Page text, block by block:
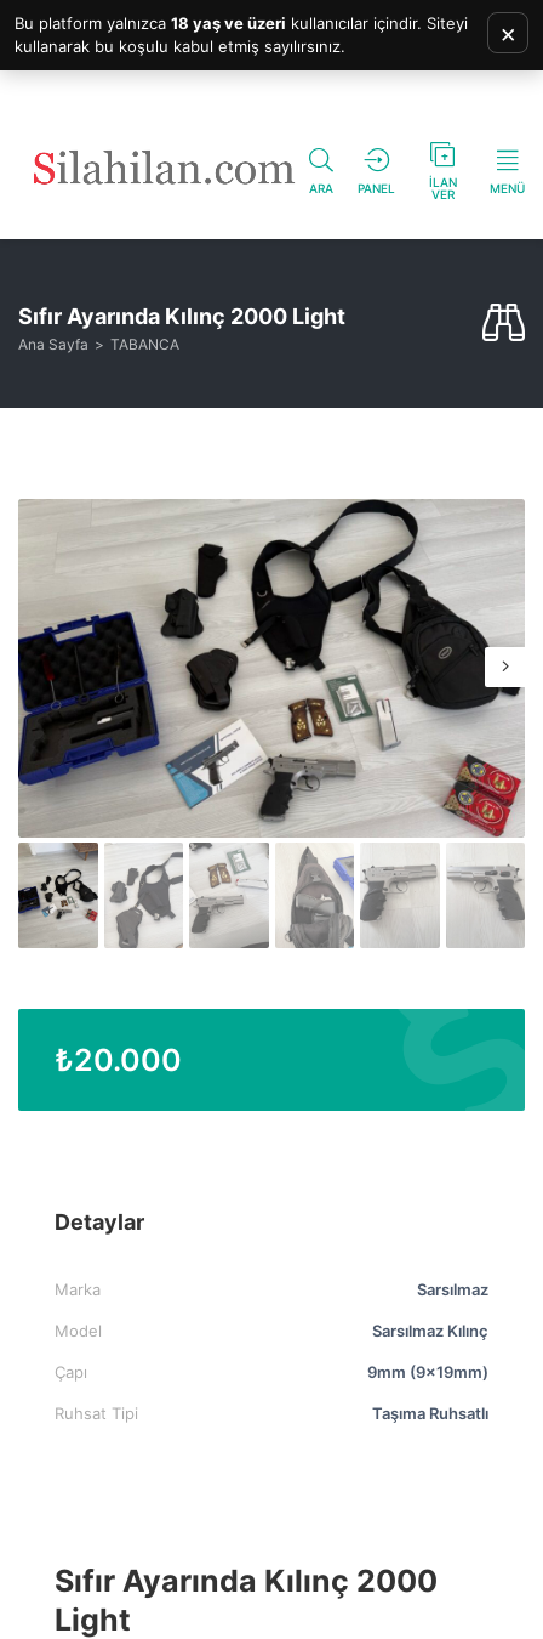
ARA PANEL
İLAN
VER
MENÜ
Sıfır Ayarında Kılınç 2000 Light
Ana Sayfa TABANCA
₺20.000
Detaylar
Marka Sarsılmaz
Model Sarsılmaz Kılınç
Çapı 9mm (9x19mm)
Ruhsat Tipi Taşıma Ruhsatlı
Sıfır Ayarında Kılınç 2000
Light
Bu platform yalnızca 18 yaş ve üzeri kullanıcılar içindir. Siteyi
kullanarak bu koşulu kabul etmiş sayılırsınız.
×